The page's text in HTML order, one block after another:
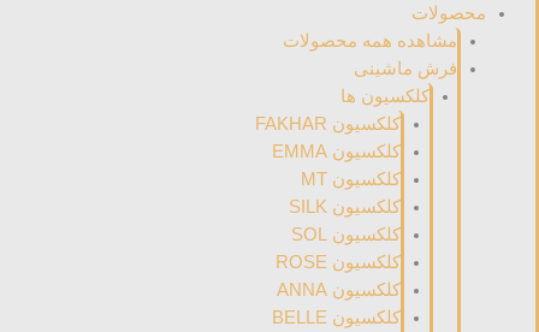
محصولات
مشاهده همه محصولات
فرش ماشینی
کلکسیون ها
کلکسیون FAKHAR
کلکسیون EMMA
کلکسیون MT
کلکسیون SILK
کلکسیون SOL
کلکسیون ROSE
کلکسیون ANNA
کلکسیون BELLE